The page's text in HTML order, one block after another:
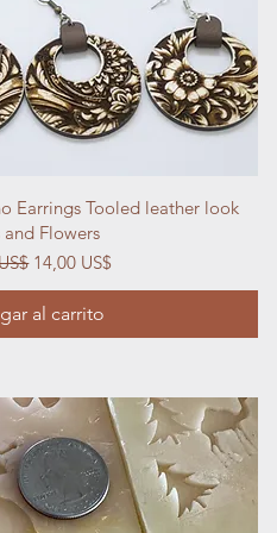
rápida
Earrings Tooled leather look
and Flowers
Precio de oferta
14,00 US$
al carrito